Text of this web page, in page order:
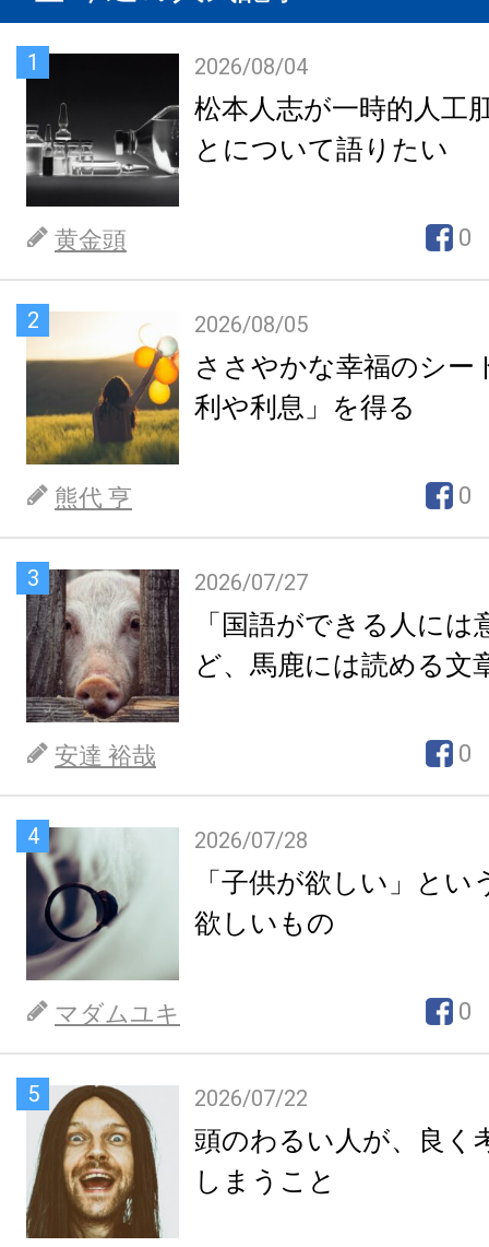
1 2026/08/04
松本人志が一時的人工
とについて語りたい
黄金頭 0
2 2026/08/05
ささやかな幸福のシー
利や利息」を得る
熊代 亨 0
3 2026/07/27
「国語ができる人には
ど、馬鹿には読める文
安達 裕哉 0
4 2026/07/28
「子供が欲しい」とい
欲しいもの
マダムユキ 0
5 2026/07/22
頭のわるい人が、良く
しまうこと